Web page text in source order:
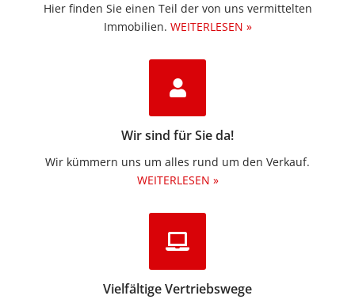
Hier finden Sie einen Teil der von uns vermittelten
Immobilien.​ WEITERLESEN »
Wir sind für Sie da!
Wir kümmern uns um alles rund um den Verkauf.
WEITERLESEN »
Vielfältige Vertriebswege